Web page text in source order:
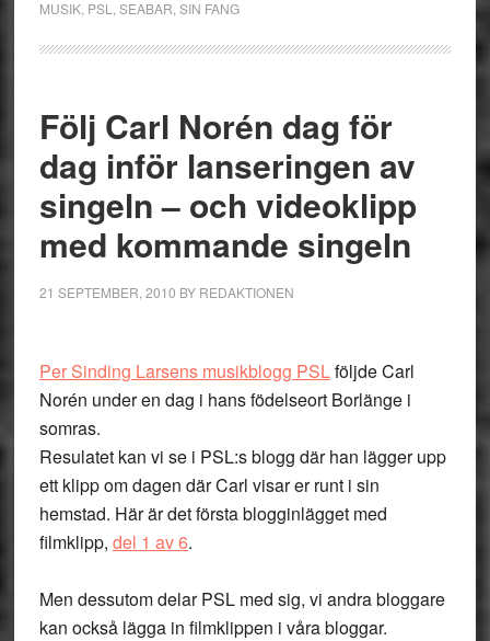
MUSIK, PSL SEABAR SIN FANG
Följ Carl Norén dag för
dag inför lanseringen av
singeln – och videoklipp
med kommande singeln
21 SEPTEMBER, 2010 BY REDAKTIONEN
Per Sinding Larsens musikblogg PSLföljde Carl
Norén under en dag i hans födelseort Borlänge i
somras.
Resulatet kan vi se i PSL:s blogg där han lägger upp
ett klipp om dagen där Carl visar er runt i sin
hemstad. Här är det första blogginlägget med
filmklipp, del 1 av 6.
Men dessutom delar PSL med sig, vi andra bloggare
kan också lägga in filmklippen i våra bloggar.